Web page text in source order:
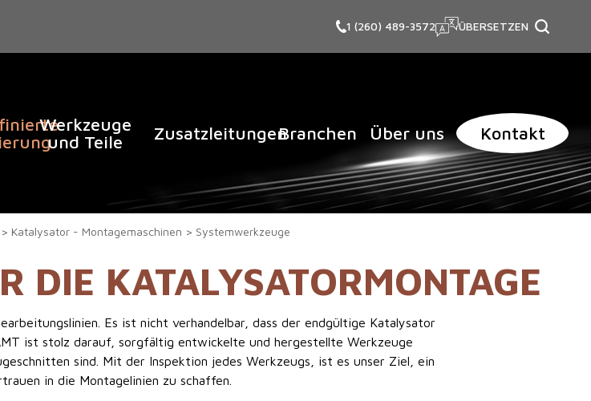
1 (260) 489-3572 ÜBERSETZEN
Werkzeuge
und Teile
ZusatzleitungenBranchen Über uns Kontakt
Katalysator - Montagemaschinen Systemwerkzeuge
DIE KATALYSATORMONTAGE
Es ist nicht verhandelbar, dass der endgültige Katalysator
ist stolz darauf, sorgfältig entwickelte und hergestellte Werkzeuge
sind. Mit der Inspektion jedes Werkzeugs, ist es unser Ziel, ein
in die Montagelinien zu schaffen.